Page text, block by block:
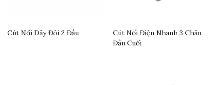
Cút Nối Dây Đôi 2 Đầu
Cút Nối Điện Nhanh 3 Chân
Đầu Cuối